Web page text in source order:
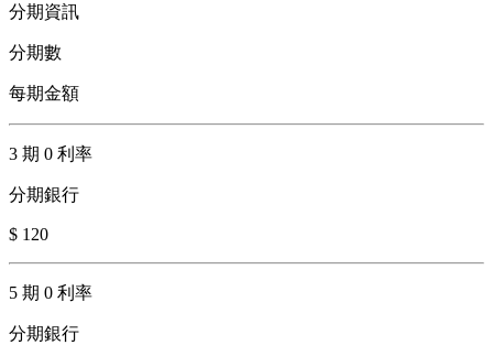
分期資訊
分期數
每期金額
3 期 0 利率
分期銀行
$ 120
5 期 0 利率
分期銀行